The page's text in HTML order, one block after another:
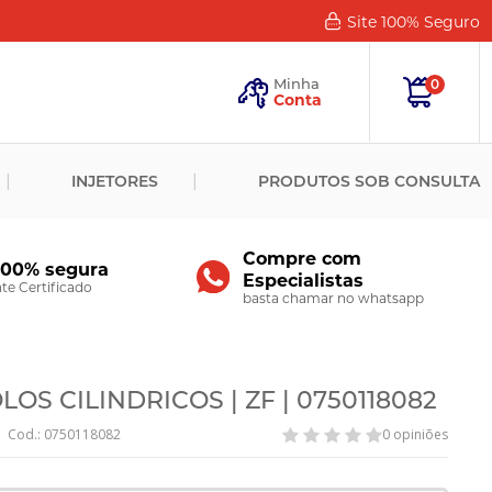
Site 100% Seguro
Minha
Conta
Senha?
Novo
CADASTRAR
0
INJETORES PRODUTOS SOB CONSULTA
segura
Certificado
Compre com
Especialistas
basta chamar no whatsapp
CILINDRICOS | ZF | 0750118082
Cod.: 0750118082 0 opiniões